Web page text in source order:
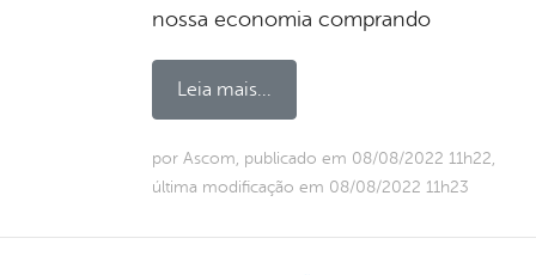
nossa economia comprando
Leia mais...
por Ascom, publicado em 08/08/2022 11h22,
última modificação em 08/08/2022 11h23